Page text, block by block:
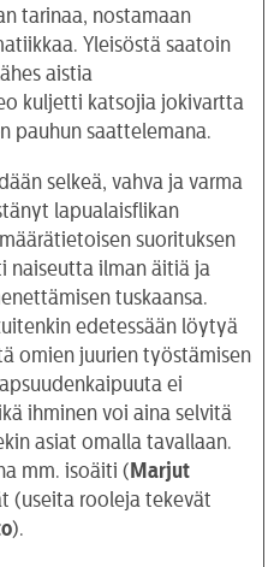
tarinaa, nostamaan
Yleisöstä saatoin
aistia
kuljetti katsojia jokivartta
pauhun saattelemana.
selkeä, vahva ja varma
lapualaisflikan
suorituksen
naiseutta ilman äitiä ja
tuskaansa.
edetessään löytyä
omien juurien työstämisen
ei
ihminen voi aina selvitä
asiat omalla tavallaan.
mm. isoäiti ( Marjut
(useita rooleja tekevät
).